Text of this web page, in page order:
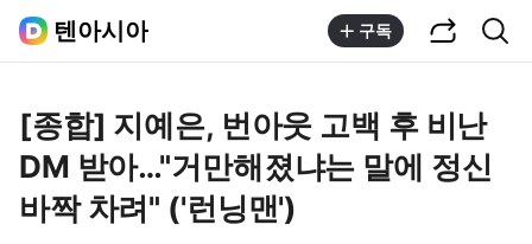
텐아시아 구독
[종합] 지예은, 번아웃 고백 후 비난
DM 받아…"거만해졌냐는 말에 정신
바짝 차려" ('런닝맨')